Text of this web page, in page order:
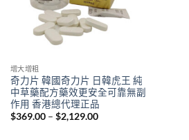
增大增粗
奇力片 韓國奇力片 日韓虎王 純
中草藥配方藥效更安全可靠無副
作用 香港總代理正品
$369.00 – $2,129.00Price